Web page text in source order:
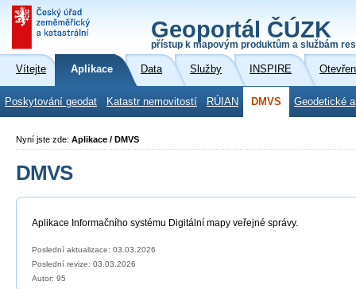
Geoportál ČÚZK
přístup k mapovým produktům a službám
Vítejte Aplikace Data Služby INSPIRE
Poskytování geodat Katastr nemovitostí RÚIAN DMVS Geodetické
Nyní jste zde: Aplikace / DMVS
DMVS
Aplikace Informačního systému Digitální mapy veřejné správy.
Poslední aktualizace: 03.03.2026
Poslední revize: 03.03.2026
Autor: 95